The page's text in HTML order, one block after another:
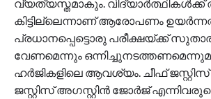
വ്യത്യസ്തമാകും.
കിട്ടില്ലെന്നാണ് ആരോപണം
പ്രധാനപ്പെട്ടൊരു പരീക്ഷയ്ക്ക്
വേണമെന്നും
ഹർജികളിലെ ആവശ്യം. ചീഫ്
ജസ്റ്റിസ് അഗസ്റ്റിൻ ജോർജ്